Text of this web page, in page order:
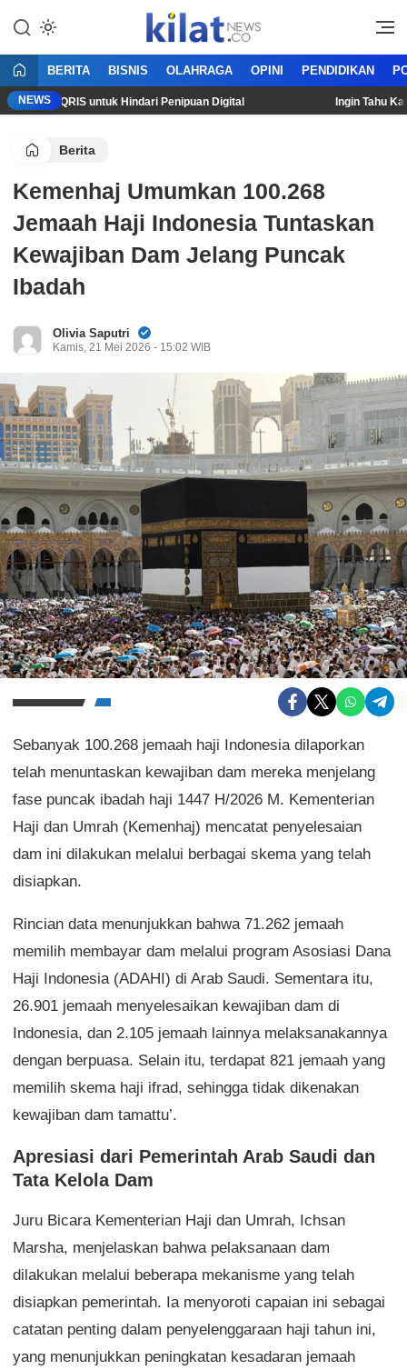
KilatNews.co
Mencerdaskan Anak Bangsa
BERITA BISNIS OLAHRAGA OPINI PENDIDIKAN
NEWS
QRIS untuk Hindari Penipuan Digital Ingin Tahu Kapan
Berita
Kemenhaj Umumkan 100.268
Jemaah Haji Indonesia Tuntaskan
Kewajiban Dam Jelang Puncak
Ibadah
Olivia Saputri
Kamis, 21 Mei 2026 - 15:02 WIB
Sebanyak 100.268 jemaah haji Indonesia dilaporkan
telah menuntaskan kewajiban dam mereka menjelang
fase puncak ibadah haji 1447 H/2026 M. Kementerian
Haji dan Umrah (Kemenhaj) mencatat penyelesaian
dam ini dilakukan melalui berbagai skema yang telah
disiapkan.
Rincian data menunjukkan bahwa 71.262 jemaah
memilih membayar dam melalui program Asosiasi Dana
Haji Indonesia (ADAHI) di Arab Saudi. Sementara itu,
26.901 jemaah menyelesaikan kewajiban dam di
Indonesia, dan 2.105 jemaah lainnya melaksanakannya
dengan berpuasa. Selain itu, terdapat 821 jemaah yang
memilih skema haji ifrad, sehingga tidak dikenakan
kewajiban dam tamattu’.
Apresiasi dari Pemerintah Arab Saudi dan
Tata Kelola Dam
Juru Bicara Kementerian Haji dan Umrah, Ichsan
Marsha, menjelaskan bahwa pelaksanaan dam
dilakukan melalui beberapa mekanisme yang telah
disiapkan pemerintah. Ia menyoroti capaian ini sebagai
catatan penting dalam penyelenggaraan haji tahun ini,
yang menunjukkan peningkatan kesadaran jemaah